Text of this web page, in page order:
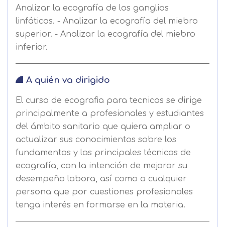
Analizar la ecografía de los ganglios
linfáticos. - Analizar la ecografía del miebro
superior. - Analizar la ecografía del miebro
inferior.
A quién va dirigido
El curso de ecografia para tecnicos se dirige
principalmente a profesionales y estudiantes
del ámbito sanitario que quiera ampliar o
actualizar sus conocimientos sobre los
fundamentos y las principales técnicas de
ecografía, con la intención de mejorar su
desempeño labora, así como a cualquier
persona que por cuestiones profesionales
tenga interés en formarse en la materia.